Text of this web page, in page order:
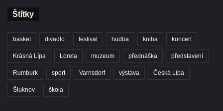
Štítky
basket divadlo festival hudba kniha koncert
Krásná Lípa Loreta muzeum přednáška představení
Rumburk sport Varnsdorf výstava Česká Lípa
Šluknov škola